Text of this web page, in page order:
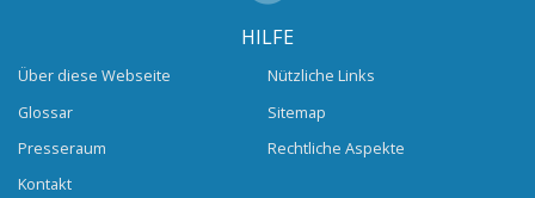
HILFE
Über diese Webseite
Glossar
Presseraum
Kontakt
Nützliche Links
Sitemap
Rechtliche Aspekte